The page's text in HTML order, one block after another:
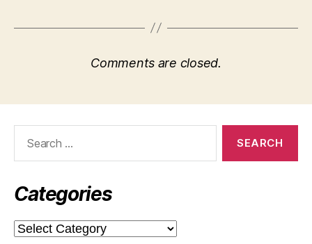
Comments are closed.
for:
Categories
Categories